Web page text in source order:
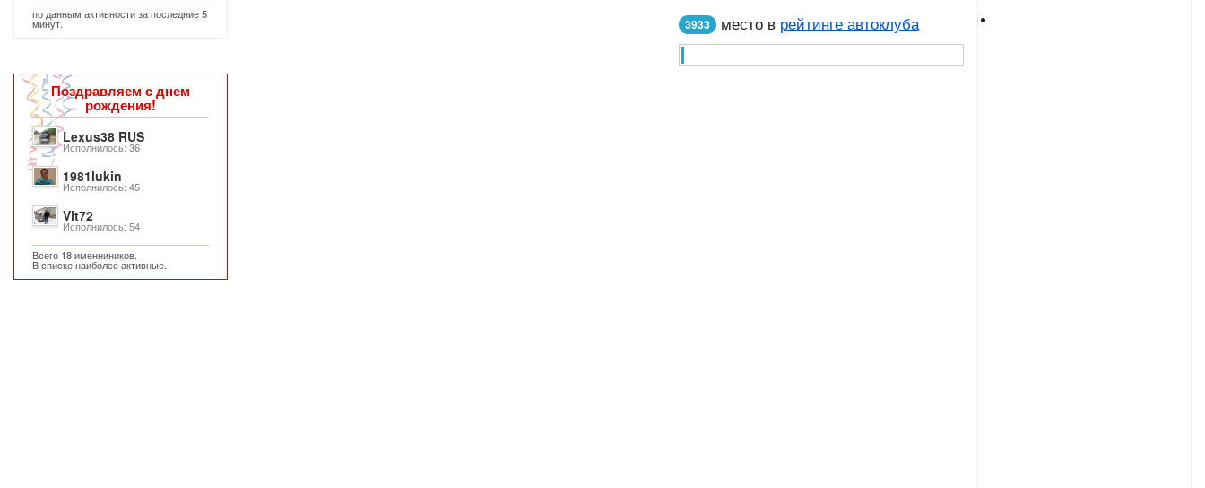
3933 место в рейтинге автоклуба
по данным активности за последние 5
минут.
Поздравляем с днем
рождения!
Lexus38 RUS
Исполнилось: 36
1981lukin
Исполнилось: 45
Vit72
Исполнилось: 54
Всего 18 именниников.
В списке наиболее активные.